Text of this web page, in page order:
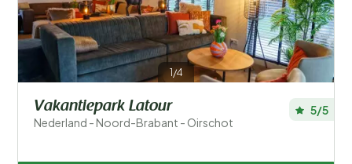
1/4
Vakantiepark Latour
Nederland - Noord-Brabant - Oirschot
5/5